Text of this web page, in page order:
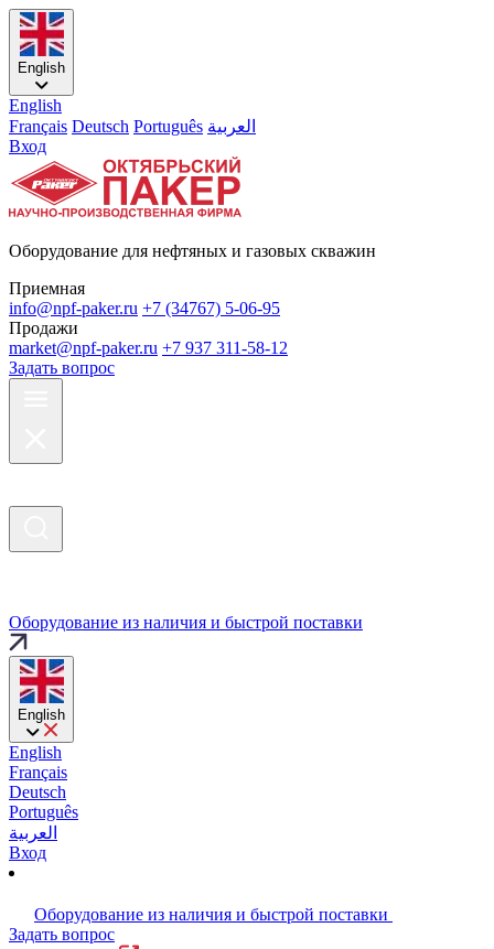
English
English
Français Deutsch Português العربية
Вход
Оборудование для нефтяных и газовых скважин
Приемная
info@npf-paker.ru +7 (34767) 5-06-95
Продажи
market@npf-paker.ru +7 937 311-58-12
Задать вопрос
Оборудование из наличия и быстрой поставки
English
English
Français
Deutsch
Português
العربية
Вход
Оборудование из наличия и быстрой поставки
Задать вопрос